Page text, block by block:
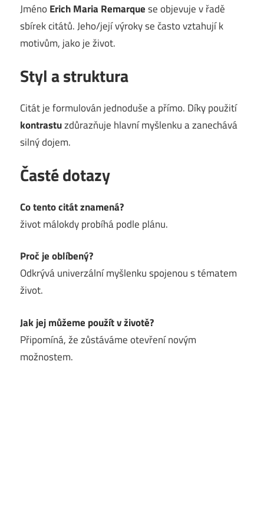
Jméno Erich Maria Remarquese objevuje v řadě
sbírek citátů. Jeho/její výroky se často vztahují k
motivům, jako je život.
Styl a struktura
Citát je formulován jednoduše a přímo. Díky použití
kontrastuzdůrazňuje hlavní myšlenku a zanechává
silný dojem.
Časté dotazy
Co tento citát znamená?
život málokdy probíhá podle plánu.
Proč je oblíbený?
Odkrývá univerzální myšlenku spojenou s tématem
život.
Jak jej můžeme použít v životě?
Připomíná, že zůstáváme otevření novým
možnostem.